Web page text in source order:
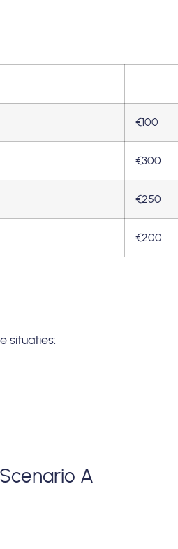
€100
€300
€250
€200
situaties:
A